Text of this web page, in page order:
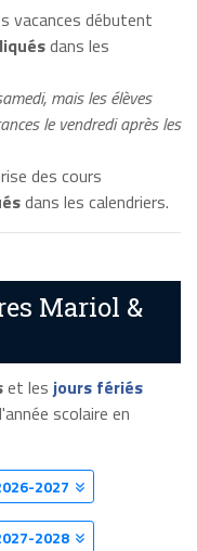
vacances débutent
dans les
mais les élèves
le vendredi après les
des cours
dans les calendriers.
Mariol &
et les jours fériés
scolaire en
2027
2028